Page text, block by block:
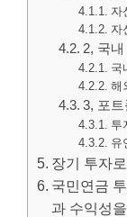
자
자
2, 국
국
해
3, 포
투
유
장기 투자
국민연금
과 수익성